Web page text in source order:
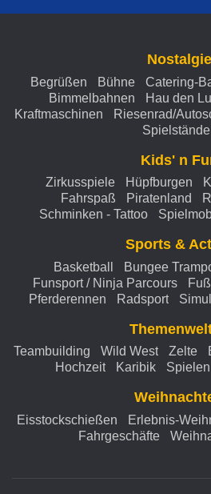
Nostalgie
Begrüßen Bühne Catering-
Bimmelbahnen
Hau den
Kraftmaschinen
Riesenrad/
Spielstände
Kids' n
Zirkusspiele Hüpfburgen
Fahrspaß
Piratenland
Schminken - Tattoo
Sports &
Basketball Bungee
Funsport / Ninja Parcours
Pferderennen
Radsport
Teambuilding Wild West Zelte
Hochzeit
Karibik
Eisstockschießen Erlebnis-
Fahrgeschäfte